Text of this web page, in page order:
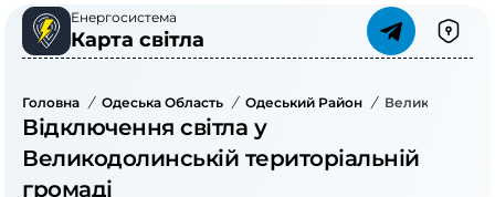
Енергосистема
Карта світла
Головна / Одеська Область / Одеський Район /
Відключення світла у
Великодолинській територіальній
громаді